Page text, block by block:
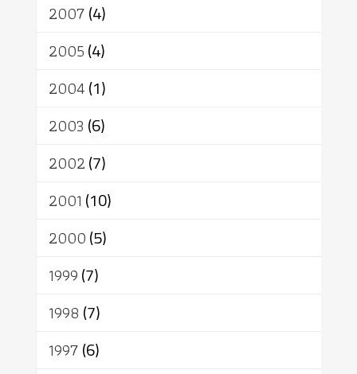
2007(4)
2005(4)
2004(1)
2003 (6)
2002(7)
2001 (10)
2000(5)
1999(7)
1998 (7)
1997(6)